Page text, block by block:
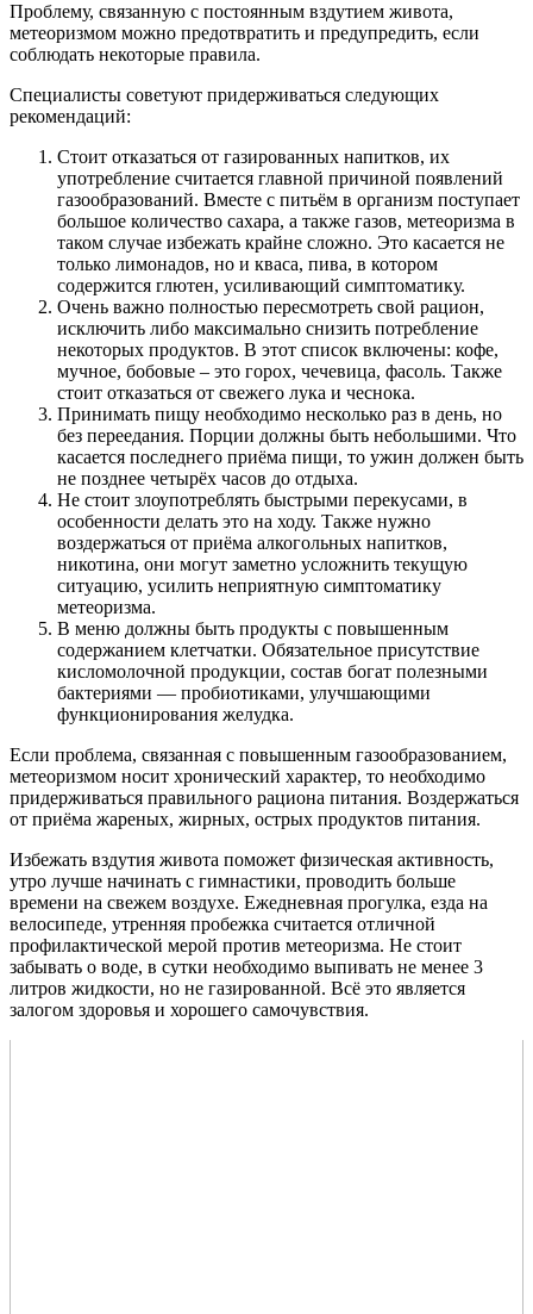
Проблему, связанную с постоянным вздутием живота,
метеоризмом можно предотвратить и предупредить, если
соблюдать некоторые правила.
Специалисты советуют придерживаться следующих
рекомендаций:
Стоит отказаться от газированных напитков, их
употребление считается главной причиной появлений
газообразований. Вместе с питьём в организм поступает
большое количество сахара, а также газов, метеоризма в
таком случае избежать крайне сложно. Это касается не
только лимонадов, но и кваса, пива, в котором
содержится глютен, усиливающий симптоматику.
Очень важно полностью пересмотреть свой рацион,
исключить либо максимально снизить потребление
некоторых продуктов. В этот список включены: кофе,
мучное, бобовые – это горох, чечевица, фасоль. Также
стоит отказаться от свежего лука и чеснока.
Принимать пищу необходимо несколько раз в день, но
без переедания. Порции должны быть небольшими. Что
касается последнего приёма пищи, то ужин должен быть
не позднее четырёх часов до отдыха.
Не стоит злоупотреблять быстрыми перекусами, в
особенности делать это на ходу. Также нужно
воздержаться от приёма алкогольных напитков,
никотина, они могут заметно усложнить текущую
ситуацию, усилить неприятную симптоматику
метеоризма.
В меню должны быть продукты с повышенным
содержанием клетчатки. Обязательное присутствие
кисломолочной продукции, состав богат полезными
бактериями — пробиотиками, улучшающими
функционирования желудка.
Если проблема, связанная с повышенным газообразованием,
метеоризмом носит хронический характер, то необходимо
придерживаться правильного рациона питания. Воздержаться
от приёма жареных, жирных, острых продуктов питания.
Избежать вздутия живота поможет физическая активность,
утро лучше начинать с гимнастики, проводить больше
времени на свежем воздухе. Ежедневная прогулка, езда на
велосипеде, утренняя пробежка считается отличной
профилактической мерой против метеоризма. Не стоит
забывать о воде, в сутки необходимо выпивать не менее 3
литров жидкости, но не газированной. Всё это является
залогом здоровья и хорошего самочувствия.